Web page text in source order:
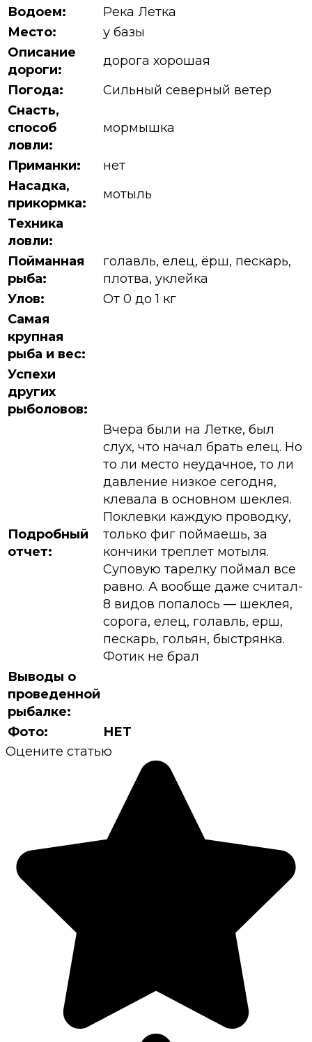
Водоем:
Река Летка
Место:
у базы
Описание
дороги:
дорога хорошая
Погода:
Сильный северный ветер
Снасть,
способ
ловли:
мормышка
Приманки:
нет
Насадка,
прикормка:
мотыль
Техника
ловли:
Пойманная
рыба:
голавль, елец, ёрш, пескарь,
плотва, уклейка
Улов:
От 0 до 1 кг
Самая
крупная
рыба и вес:
Успехи
других
рыболовов:
Подробный
отчет:
Вчера были на Летке, был
слух, что начал брать елец. Но
то ли место неудачное, то ли
давление низкое сегодня,
клевала в основном шеклея.
Поклевки каждую проводку,
только фиг поймаешь, за
кончики треплет мотыля.
Суповую тарелку поймал все
равно. А вообще даже считал-
8 видов попалось — шеклея,
сорога, елец, голавль, ерш,
пескарь, гольян, быстрянка.
Фотик не брал
Выводы о
проведенной
рыбалке:
Фото:
НЕТ
Оцените статью